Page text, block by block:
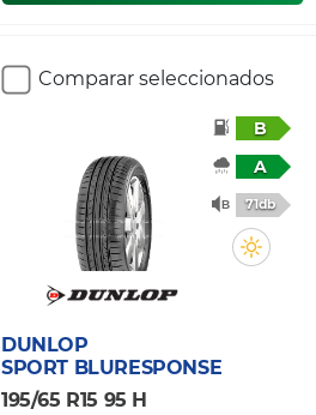
Comparar seleccionados
B
A
71db
DUNLOP
SPORT BLURESPONSE
195/65 R15 95 H